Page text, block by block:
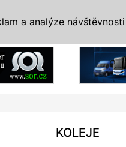
KOLEJE
a analýze